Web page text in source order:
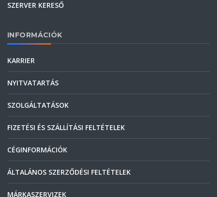
SZERVER KERESŐ
INFORMÁCIÓK
KARRIER
NYITVATARTÁS
SZOLGÁLTATÁSOK
FIZETÉSI ÉS SZÁLLÍTÁSI FELTÉTELEK
CÉGINFORMÁCIÓK
ÁLTALÁNOS SZERZŐDÉSI FELTÉTELEK
MÁRKASZERVIZEK